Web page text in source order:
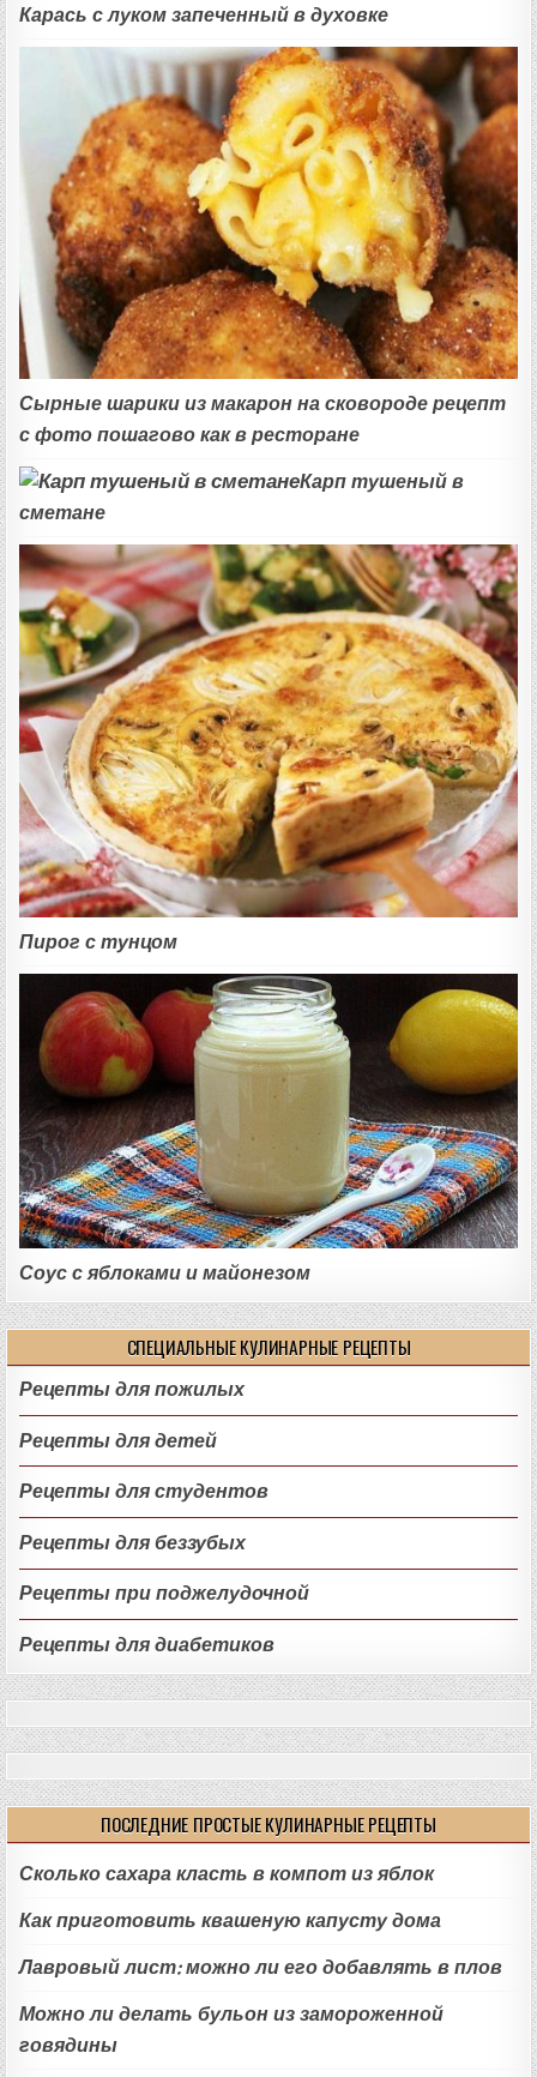
Карась с луком запеченный в духовке
Сырные шарики из макарон на сковороде рецепт
с фото пошагово как в ресторане
Карп тушеный в
сметане
Пирог с тунцом
Соус с яблоками и майонезом
СПЕЦИАЛЬНЫЕ КУЛИНАРНЫЕ РЕЦЕПТЫ
Рецепты для пожилых
Рецепты для детей
Рецепты для студентов
Рецепты для беззубых
Рецепты при поджелудочной
Рецепты для диабетиков
ПОСЛЕДНИЕ ПРОСТЫЕ КУЛИНАРНЫЕ РЕЦЕПТЫ
Сколько сахара класть в компот из яблок
Как приготовить квашеную капусту дома
Лавровый лист: можно ли его добавлять в плов
Можно ли делать бульон из замороженной
говядины